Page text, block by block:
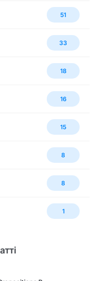
51
33
18
16
15
8
8
1